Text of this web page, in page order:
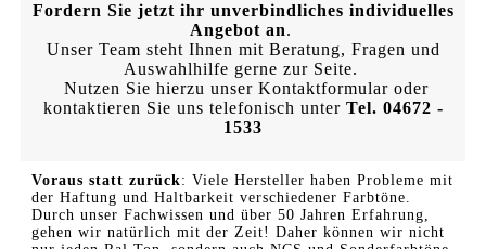
Fordern Sie jetzt ihr unverbindliches individuelles
Angebot an.
Unser Team steht Ihnen mit Beratung, Fragen und
Auswahlhilfe gerne zur Seite.
Nutzen Sie hierzu unser Kontaktformular oder
kontaktieren Sie uns telefonisch unter Tel. 04672 -
1533
Voraus statt zurück: Viele Hersteller haben Probleme mit
der Haftung und Haltbarkeit verschiedener Farbtöne.
Durch unser Fachwissen und über 50 Jahren Erfahrung,
gehen wir natürlich mit der Zeit! Daher können wir nicht